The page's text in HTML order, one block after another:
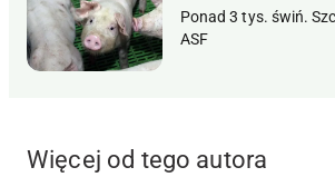
Ponad 3 tys. świń.
ASF
Więcej od tego autora